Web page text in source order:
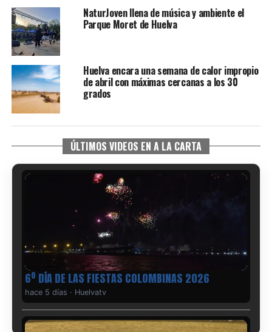
NaturJoven llena de música y ambiente el
Parque Moret de Huelva
Huelva encara una semana de calor impropio
de abril con máximas cercanas a los 30
grados
ÚLTIMOS VIDEOS EN A LA CARTA
6º DÍA DE LAS FIESTAS COLOMBINAS 2026
hace 5 días · Huelvatv